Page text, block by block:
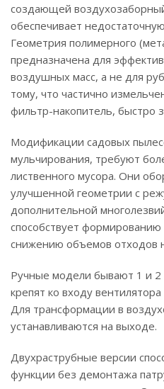
создающей
обеспечивает
Геометрия полимерного
предназначена для
воздушных масс, а не для
тому, что частично
фильтр-накопитель, быстро
Модификации садовых
мульчирования, требуют
лиственного мусора. Они
улучшенной геометрии с
дополнительной
способствует
снижению объемов отходов
Ручные модели бывают 1 и
крепят ко входу
Для трансформации в
устанавливаются на выходе.
Двухраструбные версии
функции без демонтажа